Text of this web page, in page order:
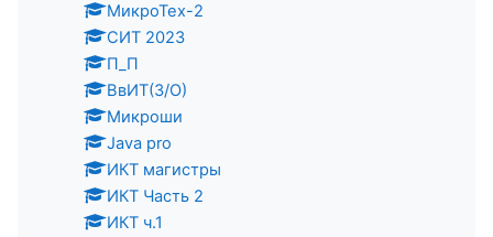
МикроТех-2
СИТ 2023
П_П
ВвИТ(З/О)
Микроши
Java pro
ИКТ магистры
ИКТ Часть 2
ИКТ ч.1